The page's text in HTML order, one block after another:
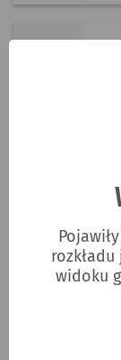
Zgłoś błąd w
widoku